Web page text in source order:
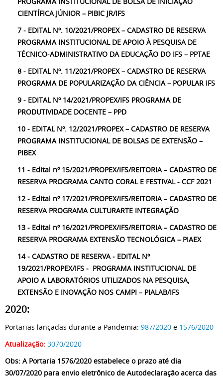
CIENTÍFICA JÚNIOR – PIBIC JR/IFS
7 - EDITAL Nº. 10/2021/PROPEX – CADASTRO DE RESERVA
PROGRAMA INSTITUCIONAL DE APOIO À PESQUISA DE
TÉCNICO-ADMINISTRATIVO DA EDUCAÇÃO DO IFS – PPTAE
8 - EDITAL Nº. 11/2021/PROPEX – CADASTRO DE RESERVA
PROGRAMA DE POPULARIZAÇÃO DA CIÊNCIA – POPULAR IFS
9 - EDITAL Nº 14/2021/PROPEX/IFS PROGRAMA DE
PRODUTIVIDADE DOCENTE – PPD
10 - EDITAL Nº. 12/2021/PROPEX – CADASTRO DE RESERVA
PROGRAMA INSTITUCIONAL DE BOLSAS DE EXTENSÃO –
PIBEX
11 - Edital nº 15/2021/PROPEX/IFS/REITORIA – CADASTRO DE
RESERVA PROGRAMA CANTO CORAL E FESTIVAL - CCF 2021
12 - Edital nº 17/2021/PROPEX/IFS/REITORIA – CADASTRO DE
RESERVA PROGRAMA CULTURARTE INTEGRAÇÃO
13 - Edital nº 16/2021/PROPEX/IFS/REITORIA – CADASTRO DE
RESERVA PROGRAMA EXTENSÃO TECNOLÓGICA – PIAEX
14 - CADASTRO DE RESERVA - EDITAL Nº
19/2021/PROPEX/IFS - PROGRAMA INSTITUCIONAL DE
APOIO A LABORATÓRIOS UTILIZADOS NA PESQUISA,
EXTENSÃO E INOVAÇÃO NOS CAMPI – PIALAB/IFS
2020:
Portarias lançadas durante a Pandemia: 987/2020 e 1576/2020
Atualização: 3070/2020
Obs: A Portaria 1576/2020 estabelece o prazo até dia
30/07/2020 para envio eletrônico de Autodeclaração acerca das